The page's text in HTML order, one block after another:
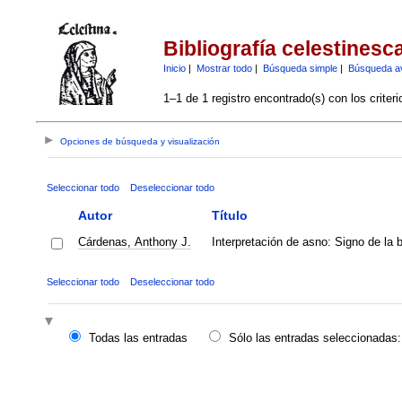
Bibliografía
Inicio| Mostrar todo| Búsqueda simple| Búsqueda
1–1 de 1 registro encontrado(s) con los
Opciones de búsqueda y visualización
Seleccionar todo Deseleccionar todo
Autor Título
Cárdenas, Anthony J. Interpretación de asno: Signo de la
Seleccionar todo Deseleccionar todo
Todas las entradas
Sólo las entradas seleccionadas: